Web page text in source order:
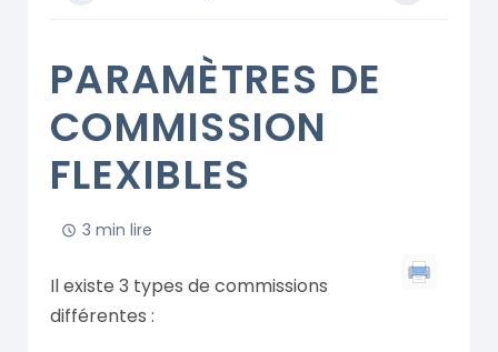
PARAMÈTRES DE
COMMISSION
FLEXIBLES
3 min lire
Il existe 3 types de commissions
différentes :